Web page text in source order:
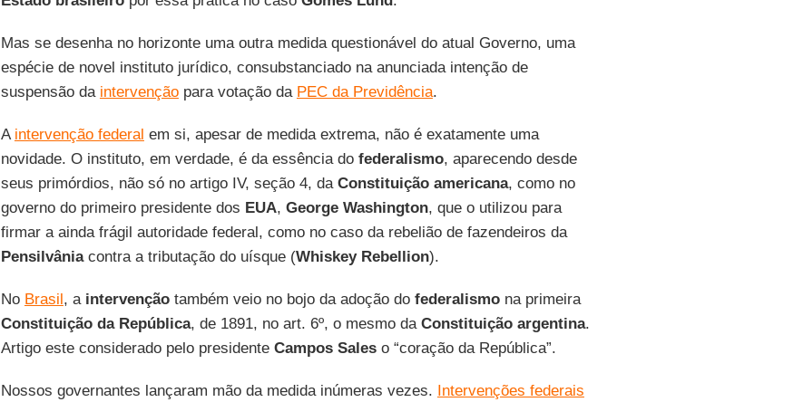
Mas se desenha no horizonte uma outra medida questionável do atual Governo, uma
espécie de novel instituto jurídico, consubstanciado na anunciada intenção de
suspensão da intervençãopara votação da PEC da Previdência.
A intervenção federal em si, apesar de medida extrema, não é exatamente uma
novidade. O instituto, em verdade, é da essência do federalismo, aparecendo desde
seus primórdios, não só no artigo IV, seção 4, daConstituição americana, como no
governo do primeiro presidente dos EUA, George Washington, que o utilizou para
firmar a ainda frágil autoridade federal, como no caso da rebelião de fazendeiros da
Pensilvâniacontra a tributação do uísque (Whiskey Rebellion).
No Brasil, a intervençãotambém veio no bojo da adoção dofederalismona primeira
Constituição da República, de 1891, no art. 6º, o mesmo da Constituição argentina.
Artigo este considerado pelo presidente Campos Saleso “coração da República”.
Nossos governantes lançaram mão da medida inúmeras vezes. Intervenções federais